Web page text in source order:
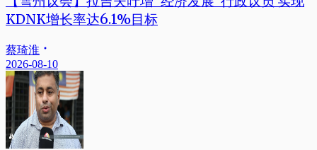
KDNK增长率达6.1%目标
蔡琦淮
2026-08-10